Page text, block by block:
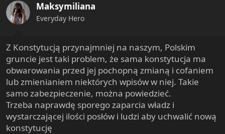
Maksymiliana
Everyday Hero
Z Konstytucją przynajmniej na naszym, Polskim
gruncie jest taki problem, że sama konstytucja ma
obwarowania przed jej pochopną zmianą i cofaniem
lub zmienianiem niektórych wpisów w niej. Takie
samo zabezpieczenie, można powiedzieć.
Trzeba naprawdę sporego zaparcia władz i
wystarczającej ilości posłów i ludzi aby uchwalić nową
konstytucję